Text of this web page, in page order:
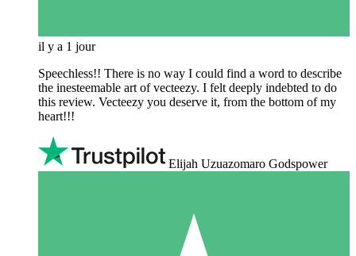
il y a 1 jour
Speechless!! There is no way I could find a word to describe
the inesteemable art of vecteezy. I felt deeply indebted to do
this review. Vecteezy you deserve it, from the bottom of my
heart!!!
Elijah Uzuazomaro Godspower